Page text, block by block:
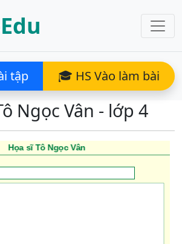
tập 🎓 HS Vào làm bài
Ngọc Vân - lớp 4